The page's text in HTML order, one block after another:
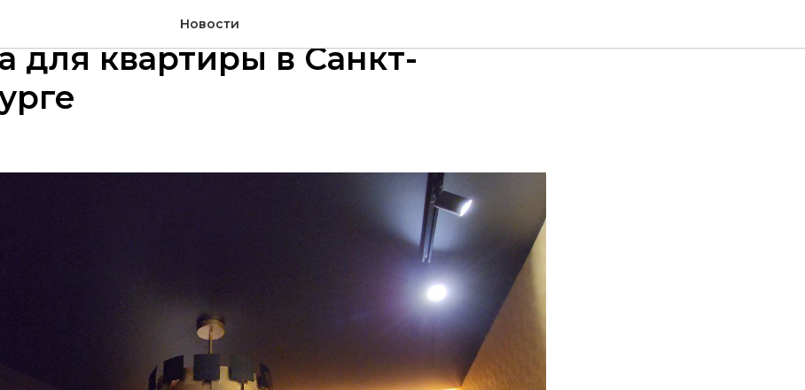
Новости
натяжные потолки: идеи
для квартиры в Санкт-